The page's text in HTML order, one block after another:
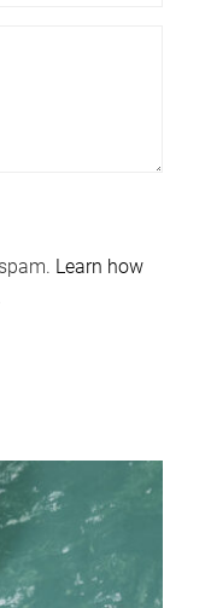
Learn how